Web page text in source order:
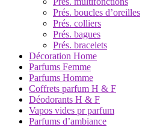
Prés. boucles d’oreilles
Prés. colliers
Prés. bagues
Prés. bracelets
Décoration Home
Parfums Femme
Parfums Homme
Coffrets parfum H & F
Déodorants H & F
Vapos vides pr parfum
Parfums d’ambiance